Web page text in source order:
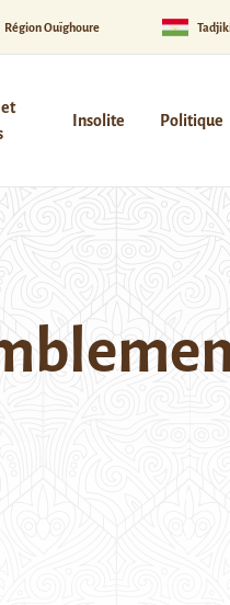
Région Ouïghoure
Insolite Politique